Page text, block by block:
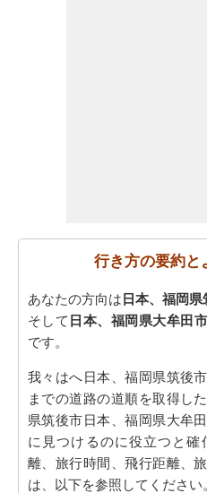
行き方の要約と
あなたの方向は 日本、福岡県
そして 日本、福岡県大牟田市
です。
我々はへ日本、福岡県筑後
までの道路の道順を取得し
県筑後市日本、福岡県大牟
に見つけるのに役立つと確
離、旅行時間、飛行距離、
は、以下を参照してください